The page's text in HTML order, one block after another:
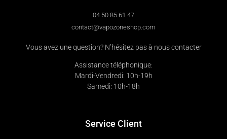
04 50 85 61 47
contact@vapozoneshop.com
Vous avez une question? N’hésitez pas à nous contacter
Assistance téléphonique:
Mardi-Vendredi: 10h-19h
Samedi: 10h-18h
Service Client